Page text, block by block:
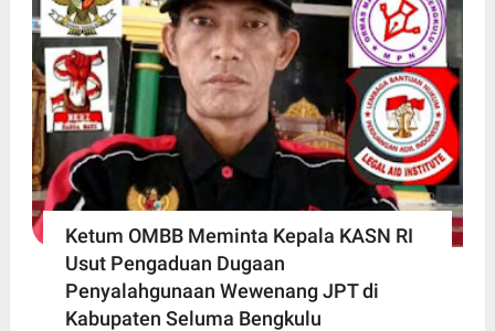
Ketum OMBB Meminta Kepala KASN RI
Usut Pengaduan Dugaan
Penyalahgunaan Wewenang JPT di
Kabupaten Seluma Bengkulu